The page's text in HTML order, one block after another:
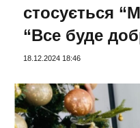
стосується
“Все буде
18.12.2024 18:46